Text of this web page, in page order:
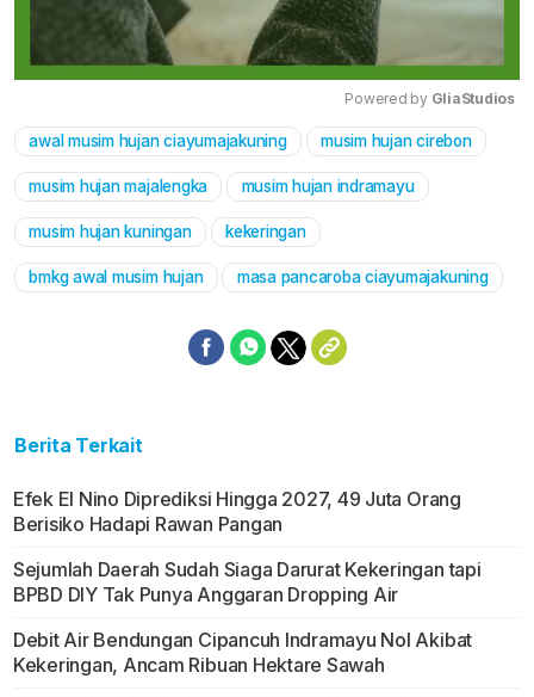
Mute
Powered by GliaStudios
awal musim hujan ciayumajakuning musim hujan cirebon
musim hujan majalengka musim hujan indramayu
musim hujan kuningan kekeringan
bmkg awal musim hujan masa pancaroba ciayumajakuning
Berita Terkait
Efek El Nino Diprediksi Hingga 2027, 49 Juta Orang
Berisiko Hadapi Rawan Pangan
Sejumlah Daerah Sudah Siaga Darurat Kekeringan tapi
BPBD DIY Tak Punya Anggaran Dropping Air
Debit Air Bendungan Cipancuh Indramayu Nol Akibat
Kekeringan, Ancam Ribuan Hektare Sawah